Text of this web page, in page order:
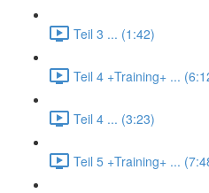
Teil 3 ... (1:42)
Teil 4 +Training+ ...
Teil 4 ... (3:23)
Teil 5 +Training+ ...